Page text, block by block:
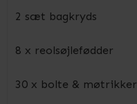
2 sæt bagkryds
8 x reolsøjlefødder
30 x bolte & møtrikker